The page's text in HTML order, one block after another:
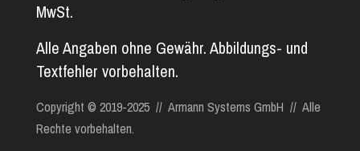
MwSt.
Alle Angaben ohne Gewähr. Abbildungs- und
Textfehler vorbehalten.
Copyright © 2019-2025 // Armann Systems GmbH // Alle
Rechte vorbehalten.